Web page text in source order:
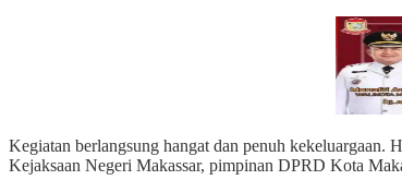
Kegiatan berlangsung hangat dan penuh kekeluargaan.
Kejaksaan Negeri Makassar, pimpinan DPRD Kota